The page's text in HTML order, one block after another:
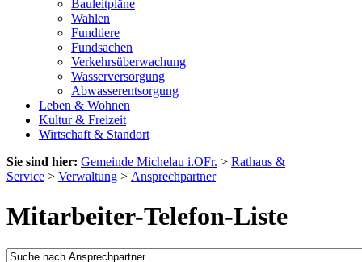
Bauleitpläne
Wahlen
Fundtiere
Fundsachen
Verkehrsüberwachung
Wasserversorgung
Abwasserentsorgung
Leben & Wohnen
Kultur & Freizeit
Wirtschaft & Standort
Sie sind hier: Gemeinde Michelau i.OFr. > Rathaus &
Service > Verwaltung > Ansprechpartner
Mitarbeiter-Telefon-Liste